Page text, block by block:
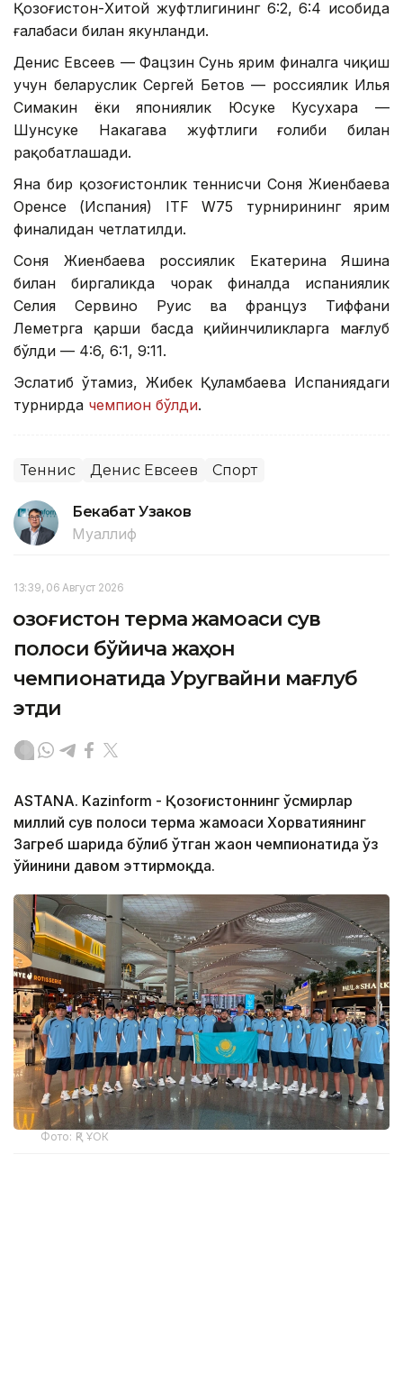
Қозоғистон-Хитой жуфтлигининг 6:2, 6:4 ҳисобида
ғалабаси билан якунланди.
Денис Евсеев — Фацзин Сунь ярим финалга чиқиш
учун беларуслик Сергей Бетов — россиялик Илья
Симакин ёки япониялик Юсуке Кусухара —
Шунсуке Накагава жуфтлиги ғолиби билан
рақобатлашади.
Яна бир қозоғистонлик теннисчи Соня Жиенбаева
Оренсе (Испания) ITF W75 турнирининг ярим
финалидан четлатилди.
Соня Жиенбаева россиялик Екатерина Яшина
билан биргаликда чорак финалда испаниялик
Селия Сервино Руис ва француз Тиффани
Леметрга қарши баҳсда қийинчиликларга мағлуб
бўлди — 4:6, 6:1, 9:11.
Эслатиб ўтамиз, Жибек Қуламбаева Испаниядаги
турнирда чемпион бўлди.
Теннис Денис Евсеев Спорт
Бекабат Узаков
Муаллиф
13:39, 06 Август 2026
Қозоғистон терма жамоаси сув
полоси бўйича жаҳон
чемпионатида Уругвайни мағлуб
этди
ASTANA. Kazinform - Қозоғистоннинг ўсмирлар
миллий сув полоси терма жамоаси Хорватиянинг
Загреб шаҳрида бўлиб ўтган жаҳон чемпионатида ўз
ўйинини давом эттирмоқда.
Фото: ҚР ҰОК